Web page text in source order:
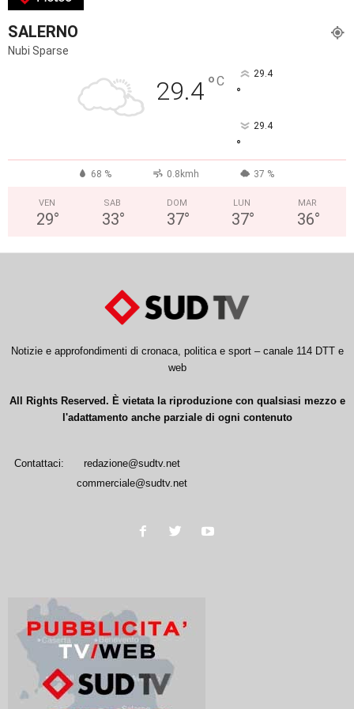
SALERNO
Nubi Sparse
29.4°C 29.4
°
29.4
°
68 % 0.8kmh 37 %
VEN
29°
SAB
33°
DOM
37°
LUN
37°
MAR
36°
Notizie e approfondimenti di cronaca, politica e sport – canale 114 DTT e
web
All Rights Reserved. È vietata la riproduzione con qualsiasi mezzo e
l'adattamento anche parziale di ogni contenuto
Contattaci:
redazione@sudtv.net
commerciale@sudtv.net